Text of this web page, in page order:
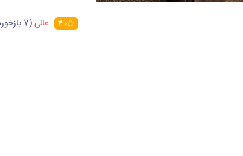
4.0 عالی(7 بازخورد)